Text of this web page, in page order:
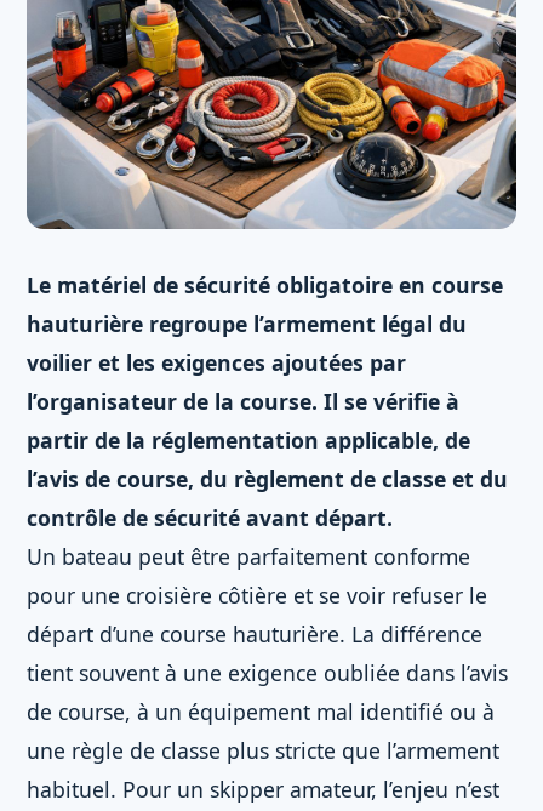
Le matériel de sécurité obligatoire en course
hauturière regroupe l’armement légal du
voilier et les exigences ajoutées par
l’organisateur de la course. Il se vérifie à
partir de la réglementation applicable, de
l’avis de course, du règlement de classe et du
contrôle de sécurité avant départ.
Un bateau peut être parfaitement conforme
pour une croisière côtière et se voir refuser le
départ d’une course hauturière. La différence
tient souvent à une exigence oubliée dans l’avis
de course, à un équipement mal identifié ou à
une règle de classe plus stricte que l’armement
habituel. Pour un skipper amateur, l’enjeu n’est